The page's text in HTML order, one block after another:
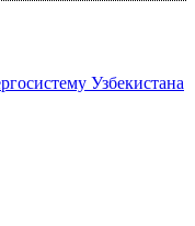
Узбекистана